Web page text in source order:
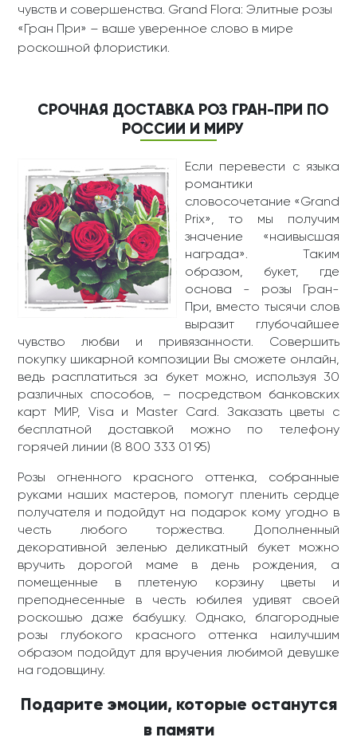
чувств и совершенства. Grand Flora: Элитные розы
«Гран При» – ваше уверенное слово в мире
роскошной флористики.
СРОЧНАЯ ДОСТАВКА РОЗ ГРАН-ПРИ ПО
РОССИИ И МИРУ
Если перевести с языка
романтики
словосочетание «Grand
Prix», то мы получим
значение «наивысшая
награда». Таким
образом, букет, где
основа - розы Гран-
При, вместо тысячи слов
выразит глубочайшее
чувство любви и привязанности. Совершить
покупку шикарной композиции Вы сможете онлайн,
ведь расплатиться за букет можно, используя 30
различных способов, – посредством банковских
карт МИР, Visa и Master Card. Заказать цветы с
бесплатной доставкой можно по телефону
горячей линии (8 800 333 01 95)
Розы огненного красного оттенка, собранные
руками наших мастеров, помогут пленить сердце
получателя и подойдут на подарок кому угодно в
честь любого торжества. Дополненный
декоративной зеленью деликатный букет можно
вручить дорогой маме в день рождения, а
помещенные в плетеную корзину цветы и
преподнесенные в честь юбилея удивят своей
роскошью даже бабушку. Однако, благородные
розы глубокого красного оттенка наилучшим
образом подойдут для вручения любимой девушке
на годовщину.
Подарите эмоции, которые останутся
в памяти